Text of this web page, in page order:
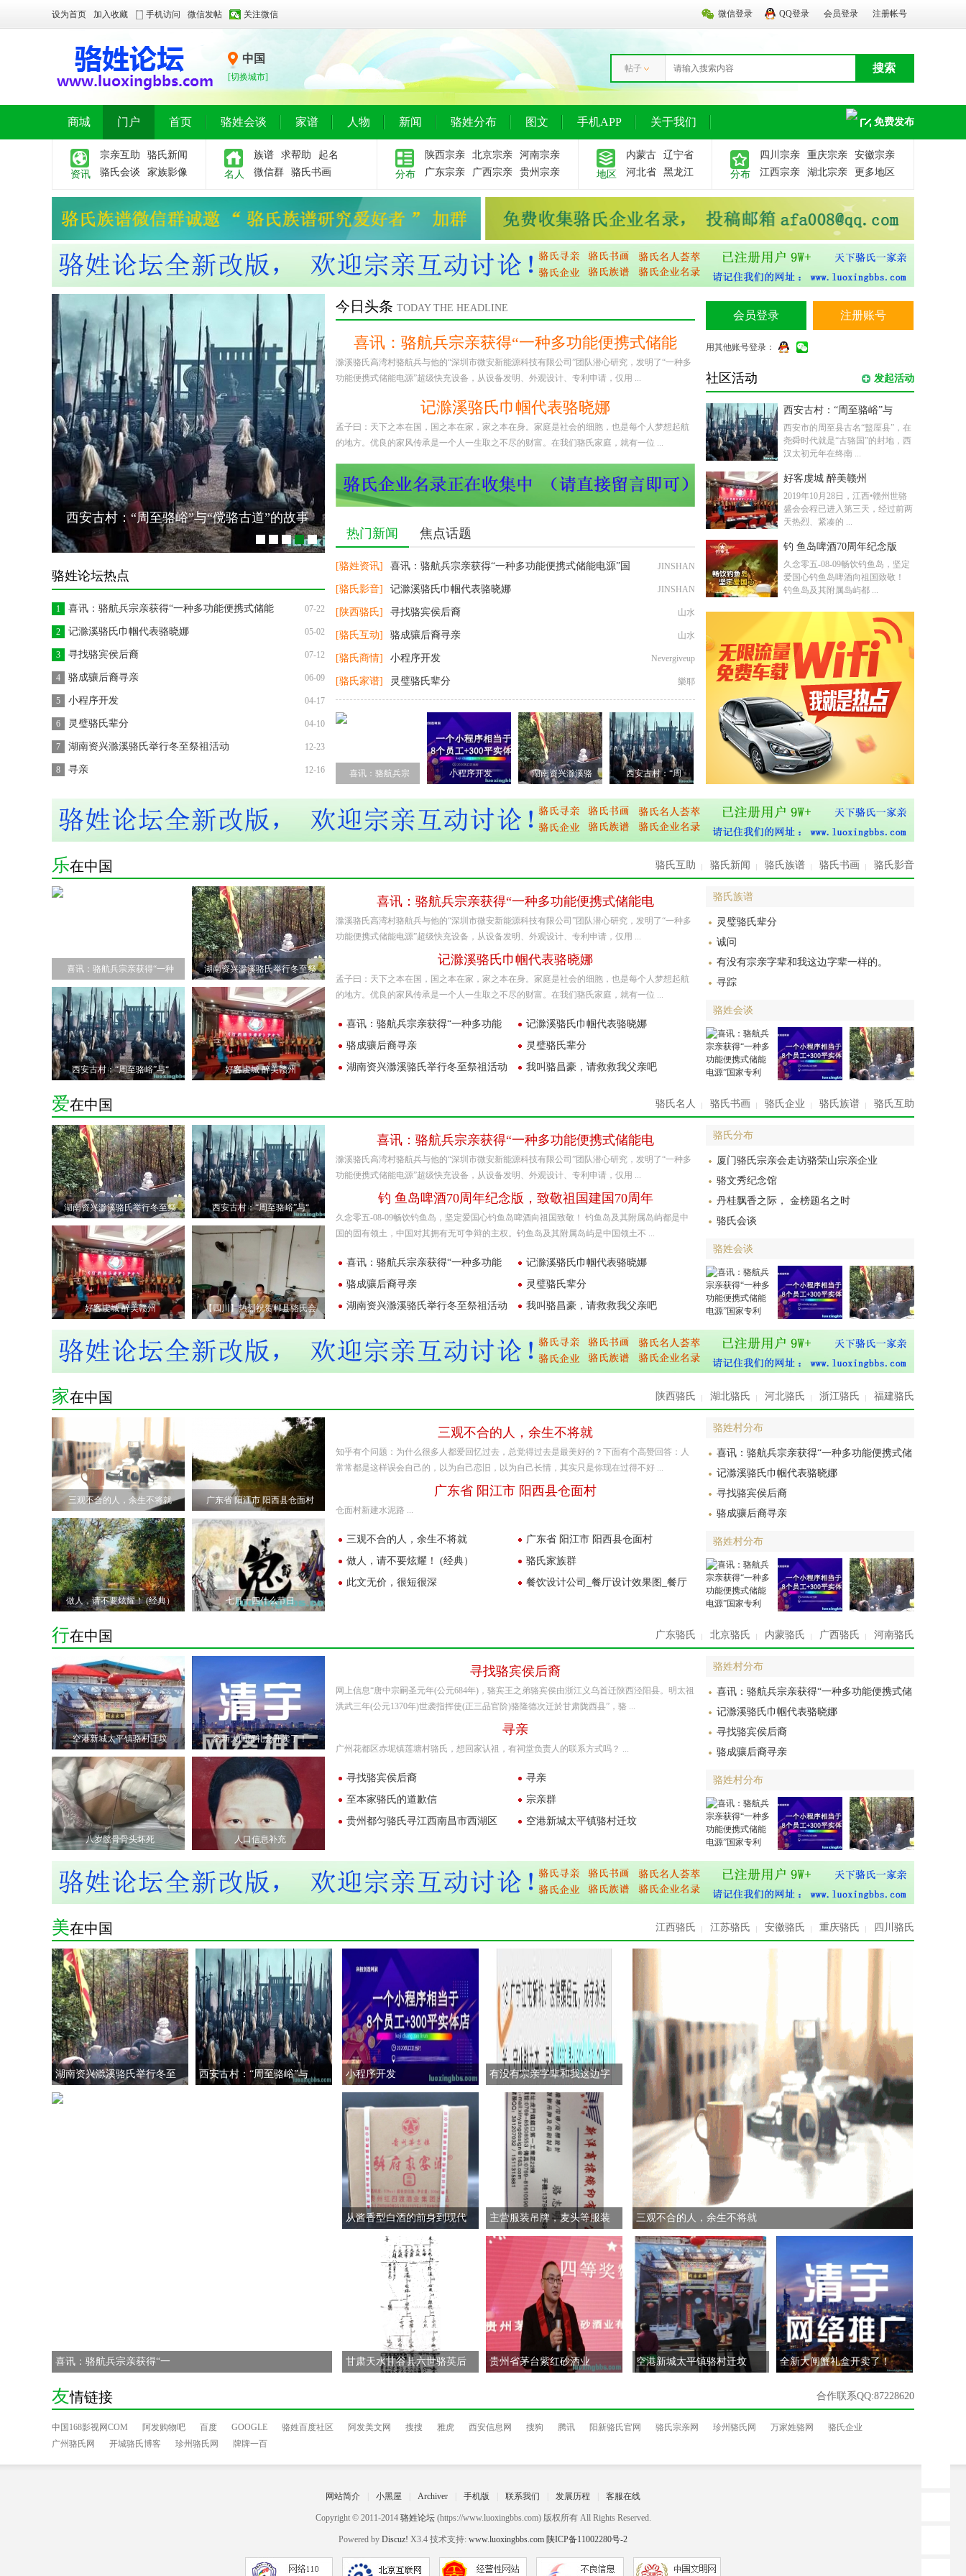
微信登录 QQ登录 会员登录 注册帐号
设为首页 加入收藏 手机访问 微信发帖 关注微信
中国
[切换城市]
帖子 搜索
免费发布
商城 门户 首页 骆姓会谈 家谱 人物 新闻 骆姓分布 图文 手机APP 关于我们
资讯
宗亲互助
骆氏新闻
骆氏会谈
家族影像 名人
族谱 求帮助
起名
微信群
骆氏书画 分布
陕西宗亲 北京宗亲
河南宗亲
广东宗亲
广西宗亲 贵州宗亲 地区
内蒙古
辽宁省
河北省
黑龙江 分布
四川宗亲 重庆宗亲
安徽宗亲
江西宗亲
湖北宗亲 更多地区
西安古村：“周至骆峪”与“傥骆古道”的故事
骆姓论坛热点
07-22
1 喜讯：骆航兵宗亲获得“一种多功能便携式储能
05-02
2 记滁溪骆氏巾帼代表骆晓娜
07-12
3 寻找骆宾侯后裔
06-09
4 骆成骧后裔寻亲
04-17
5 小程序开发
04-10
6 灵璧骆氏辈分
12-23
7 湖南资兴滁溪骆氏举行冬至祭祖活动
12-16
8 寻亲
今日头条 TODAY THE HEADLINE
喜讯：骆航兵宗亲获得“一种多功能便携式储能
滁溪骆氏高湾村骆航兵与他的“深圳市微安新能源科技有限公司”团队潜心研究，发明了“一种多
功能便携式储能电源”超级快充设备，从设备发明、外观设计、专利申请，仅用 ...
记滁溪骆氏巾帼代表骆晓娜
孟子曰：天下之本在国，国之本在家，家之本在身。家庭是社会的细胞，也是每个人梦想起航
的地方。优良的家风传承是一个人一生取之不尽的财富。在我们骆氏家庭，就有一位 ...
热门新闻 焦点话题
JINSHAN
[骆姓资讯] 喜讯：骆航兵宗亲获得“一种多功能便携式储能电源”国
JINSHAN
[骆氏影音] 记滁溪骆氏巾帼代表骆晓娜
山水
[陕西骆氏] 寻找骆宾侯后裔
山水
[骆氏互动] 骆成骧后裔寻亲
Nevergiveup
[骆氏商情] 小程序开发
樂耶
[骆氏家谱] 灵璧骆氏辈分
喜讯：骆航兵宗 小程序开发 湖南资兴滁溪骆 西安古村：“周
会员登录 注册账号
用其他账号登录：
发起活动
社区活动
西安古村：“周至骆峪”与
好客虔城 醉美赣州
盛会会程已进入第三天，经过前两
钓 鱼岛啤酒70周年纪念版
久念零五-08-09畅饮钓鱼岛，坚定
钓鱼岛及其附属岛屿都 ...
喜讯：骆航兵宗亲获得“一
滁溪骆氏高湾村骆航兵与他的“深
圳市微安新能源科技有限公司”团
队潜心研究，发明了“ ...
小程序开发
发微信小程序和微信公众号，主要
服务内容：微信小程序 ...
2019年12月22日，湖南资兴滁溪骆
西安古村：“周至骆峪”与
西安市的周至县古名“盩厔县”，在
尧舜时代就是“古骆国”的封地，西
好客虔城 醉美赣州
2019年10月28日，江西•赣州世骆
盛会会程已进入第三天，经过前两
钓 鱼岛啤酒70周年纪念版
久念零五-08-09畅饮钓鱼岛，坚定
爱国心钓鱼岛啤酒向祖国致敬！
喜讯：骆航兵宗亲获得“一
滁溪骆氏高湾村骆航兵与他的“深
圳市微安新能源科技有限公司”团
队潜心研究，发明了“ ...
小程序开发
星闪科技有限公司是一家专注于开
发微信小程序和微信公众号，主要
服务内容：微信小程序 ...
湖南资兴滁溪骆氏举行冬至
2019年12月22日，湖南资兴滁溪骆
氏宗亲联谊会在祖籍地滁口（原名
滁溪）隆重举行冬至祭 ...
西安古村：“周至骆峪”与
尧舜时代就是“古骆国”的封地，西
汉太初元年在终南 ...
喜讯：骆航兵宗亲获得“一
滁溪骆氏高湾村骆航兵与他的“深
圳市微安新能源科技有限公司”团
队潜心研究，发明了“ ...
小程序开发
2019年12月22日，湖南资兴滁溪骆
氏宗亲联谊会在祖籍地滁口（原名
骆氏互助 骆氏新闻 骆氏族谱 骆氏书画 骆氏影音
乐在中国
喜讯：骆航兵宗亲获得“一种 湖南资兴滁溪骆氏举行冬至祭
西安古村：“周至骆峪”与“ 好客虔城 醉美赣州
喜讯：骆航兵宗亲获得“一种多功能便携式储能电
滁溪骆氏高湾村骆航兵与他的“深圳市微安新能源科技有限公司”团队潜心研究，发明了“一种多
功能便携式储能电源”超级快充设备，从设备发明、外观设计、专利申请，仅用 ...
记滁溪骆氏巾帼代表骆晓娜
孟子曰：天下之本在国，国之本在家，家之本在身。家庭是社会的细胞，也是每个人梦想起航
的地方。优良的家风传承是一个人一生取之不尽的财富。在我们骆氏家庭，就有一位 ...
喜讯：骆航兵宗亲获得“一种多功能
便携式储
记滁溪骆氏巾帼代表骆晓娜
骆成骧后裔寻亲
灵璧骆氏辈分
湖南资兴滁溪骆氏举行冬至祭祖活动
我叫骆昌豪，请救救我父亲吧
骆氏族谱
灵璧骆氏辈分
诚问
有没有宗亲字辈和我这边字辈一样的。
寻踪
骆姓会谈
骆氏名人 骆氏书画 骆氏企业 骆氏族谱 骆氏互助
爱在中国
湖南资兴滁溪骆氏举行冬至祭 西安古村：“周至骆峪”与“
好客虔城 醉美赣州 【四川】热烈祝贺郫县骆氏会
喜讯：骆航兵宗亲获得“一种多功能便携式储能电
滁溪骆氏高湾村骆航兵与他的“深圳市微安新能源科技有限公司”团队潜心研究，发明了“一种多
功能便携式储能电源”超级快充设备，从设备发明、外观设计、专利申请，仅用 ...
钓 鱼岛啤酒70周年纪念版，致敬祖国建国70周年
久念零五-08-09畅饮钓鱼岛，坚定爱国心钓鱼岛啤酒向祖国致敬！ 钓鱼岛及其附属岛屿都是中
国的固有领土，中国对其拥有无可争辩的主权。钓鱼岛及其附属岛屿是中国领土不 ...
喜讯：骆航兵宗亲获得“一种多功能
便携式储
记滁溪骆氏巾帼代表骆晓娜
骆成骧后裔寻亲
灵璧骆氏辈分
湖南资兴滁溪骆氏举行冬至祭祖活动
我叫骆昌豪，请救救我父亲吧
骆氏分布
厦门骆氏宗亲会走访骆荣山宗亲企业
骆文秀纪念馆
丹桂飘香之际， 金榜题名之时
骆氏会谈
骆姓会谈
陕西骆氏 湖北骆氏 河北骆氏 浙江骆氏 福建骆氏
家在中国
三观不合的人，余生不将就 广东省 阳江市 阳西县仓面村
做人，请不要炫耀！ (经典） 七月十四什么节日
三观不合的人，余生不将就
知乎有个问题：为什么很多人都爱回忆过去，总觉得过去是最美好的？下面有个高赞回答：人
常常都是这样误会自己的，以为自己恋旧，以为自己长情，其实只是你现在过得不好 ...
广东省 阳江市 阳西县仓面村
仓面村新建水泥路 ...
三观不合的人，余生不将就
广东省 阳江市 阳西县仓面村
做人，请不要炫耀！ (经典）
骆氏家族群
此文无价，很短很深
餐饮设计公司_餐厅设计效果图_餐厅
骆姓村分布
喜讯：骆航兵宗亲获得“一种多功能便携式储
记滁溪骆氏巾帼代表骆晓娜
寻找骆宾侯后裔
骆成骧后裔寻亲
骆姓村分布
广东骆氏 北京骆氏 内蒙骆氏 广西骆氏 河南骆氏
行在中国
空港新城太平镇骆村迁坟 全新大闸蟹礼盒开卖了！
八岁髋骨骨头坏死 人口信息补充
寻找骆宾侯后裔
网上信息“唐中宗嗣圣元年(公元684年)，骆宾王之弟骆宾侯由浙江义乌首迁陕西泾阳县。明太祖
洪武三年(公元1370年)世袭指挥使(正三品官阶)骆隆德次迁於甘肃陇西县”，骆 ...
寻亲
广州花都区赤坭镇莲塘村骆氏，想回家认祖，有祠堂负责人的联系方式吗？ ...
寻找骆宾侯后裔
寻亲
至本家骆氏的道歉信
宗亲群
贵州都匀骆氏寻江西南昌市西湖区
空港新城太平镇骆村迁坟
骆姓村分布
喜讯：骆航兵宗亲获得“一种多功能便携式储
记滁溪骆氏巾帼代表骆晓娜
寻找骆宾侯后裔
骆成骧后裔寻亲
骆姓村分布
江西骆氏 江苏骆氏 安徽骆氏 重庆骆氏 四川骆氏
美在中国
湖南资兴滁溪骆氏举行冬至 西安古村：“周至骆峪”与
喜讯：骆航兵宗亲获得“一
小程序开发 有没有宗亲字辈和我这边字
从酱香型白酒的前身到现代 主营服装吊牌，麦头等服装
甘肃天水甘谷县六世骆英后 贵州省茅台紫红砂酒业
三观不合的人，余生不将就
空港新城太平镇骆村迁坟 全新大闸蟹礼盒开卖了！
合作联系QQ:87228620
友情链接
中国168影视网COM 阿发购物吧 百度 GOOGLE 骆姓百度社区 阿发美文网 搜搜 雅虎 西安信息网 搜狗 腾讯 阳新骆氏官网 骆氏宗亲网 珍州骆氏网 万家姓骆网
骆氏企业
广州骆氏网
开城骆氏博客 珍州骆氏网 牌牌一百
网站简介 小黑屋 Archiver 手机版 联系我们 发展历程 客服在线
Copyright © 2011-2014 骆姓论坛(https://www.luoxingbbs.com) 版权所有 All Rights Reserved.
Powered by Discuz! X3.4 技术支持: www.luoxingbbs.com 陕ICP备11002280号-2